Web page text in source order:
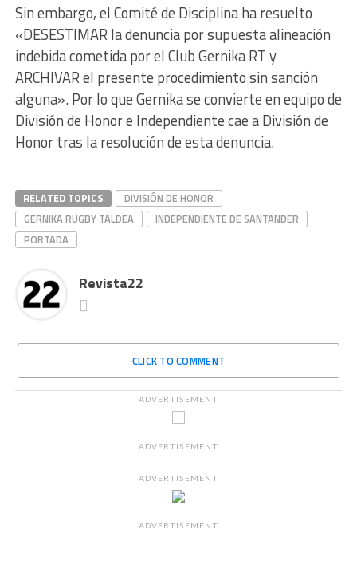
Sin embargo, el Comité de Disciplina ha resuelto
«DESESTIMAR la denuncia por supuesta alineación
indebida cometida por el Club Gernika RT y
ARCHIVAR el presente procedimiento sin sanción
alguna». Por lo que Gernika se convierte en equipo de
División de Honor e Independiente cae a División de
Honor tras la resolución de esta denuncia.
RELATED TOPICS
DIVISIÓN DE HONOR
GERNIKA RUGBY TALDEA
INDEPENDIENTE DE SANTANDER
PORTADA
Revista22
CLICK TO COMMENT
ADVERTISEMENT
ADVERTISEMENT
ADVERTISEMENT
ADVERTISEMENT